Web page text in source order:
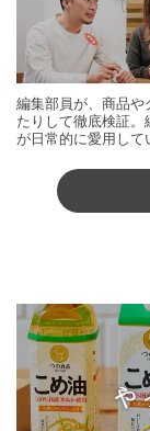
編集部員が、商品
たりして徹底検証
が日常的に愛用して